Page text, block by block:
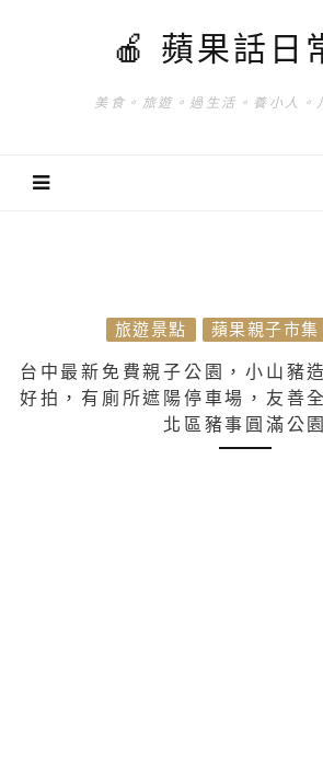
🍎 蘋果話日
美食。旅遊。過生活。養小人。
旅遊景點 蘋果親子市集
台中最新免費親子公園，小山豬
好拍，有廁所遮陽停車場，友善
北區豬事圓滿公園